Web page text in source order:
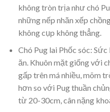
không tròn trịa như chó
những nếp nhăn xếp
không cụp không thẳng.
Chó Pug lai Phốc sóc:
ăn. Khuôn mặt giống với
gấp trên má nhiều, mõm
hơn so với Pug thuần
từ 20-30cm, cân nặng